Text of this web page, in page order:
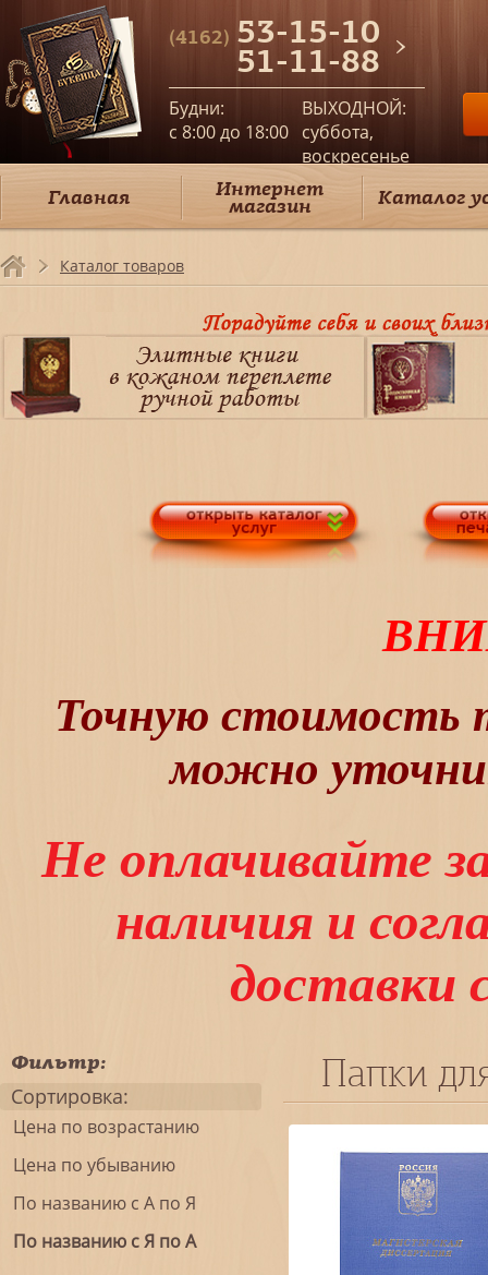
(4162) 53-15-10
51-11-88
Будни:
c 8:00 до 18:00
ВЫХОДНОЙ:
суббота,
воскресенье
Главная Интернет
магазин Каталог
Каталог товаров
Точную стоимость
можно
Не оплачивайте
наличия и
доставки
Фильтр:
Сортировка:
Цена по возрастанию
Цена по убыванию
По названию с А по Я
По названию с Я по А
Папки